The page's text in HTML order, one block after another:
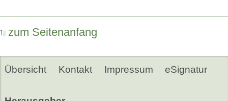
zum Seitenanfang
Übersicht Kontakt Impressum eSignatur